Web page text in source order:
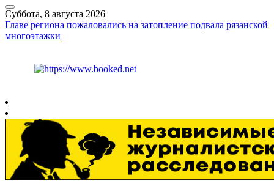
Суббота, 8 августа 2026
Главе региона пожаловались на затопление подвала рязанской
многоэтажки